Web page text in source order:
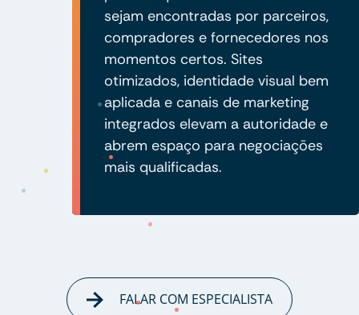
sejam encontradas por parceiros,
compradores e fornecedores nos
momentos certos. Sites
otimizados, identidade visual bem
aplicada e canais de marketing
integrados elevam a autoridade e
abrem espaço para negociações
mais qualificadas.
FALAR COM ESPECIALISTA